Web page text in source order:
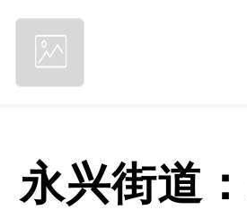
永兴街道